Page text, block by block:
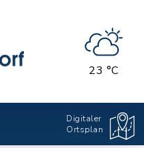
23 °C
Digitaler
Ortsplan